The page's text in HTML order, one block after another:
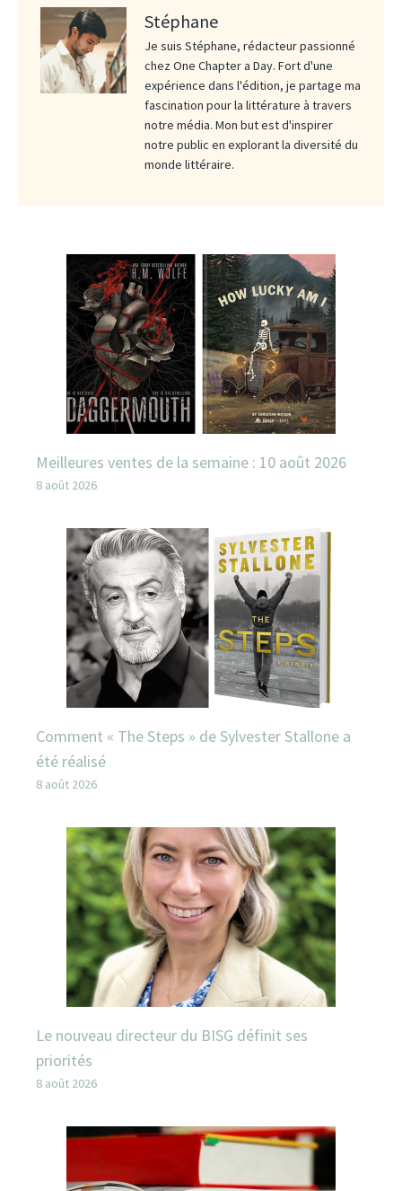
Stéphane
Je suis Stéphane, rédacteur passionné
chez One Chapter a Day. Fort d'une
expérience dans l'édition, je partage ma
fascination pour la littérature à travers
notre média. Mon but est d'inspirer
notre public en explorant la diversité du
monde littéraire.
Meilleures ventes de la semaine : 10 août 2026
8 août 2026
Comment « The Steps » de Sylvester Stallone a
été réalisé
8 août 2026
Le nouveau directeur du BISG définit ses
priorités
8 août 2026